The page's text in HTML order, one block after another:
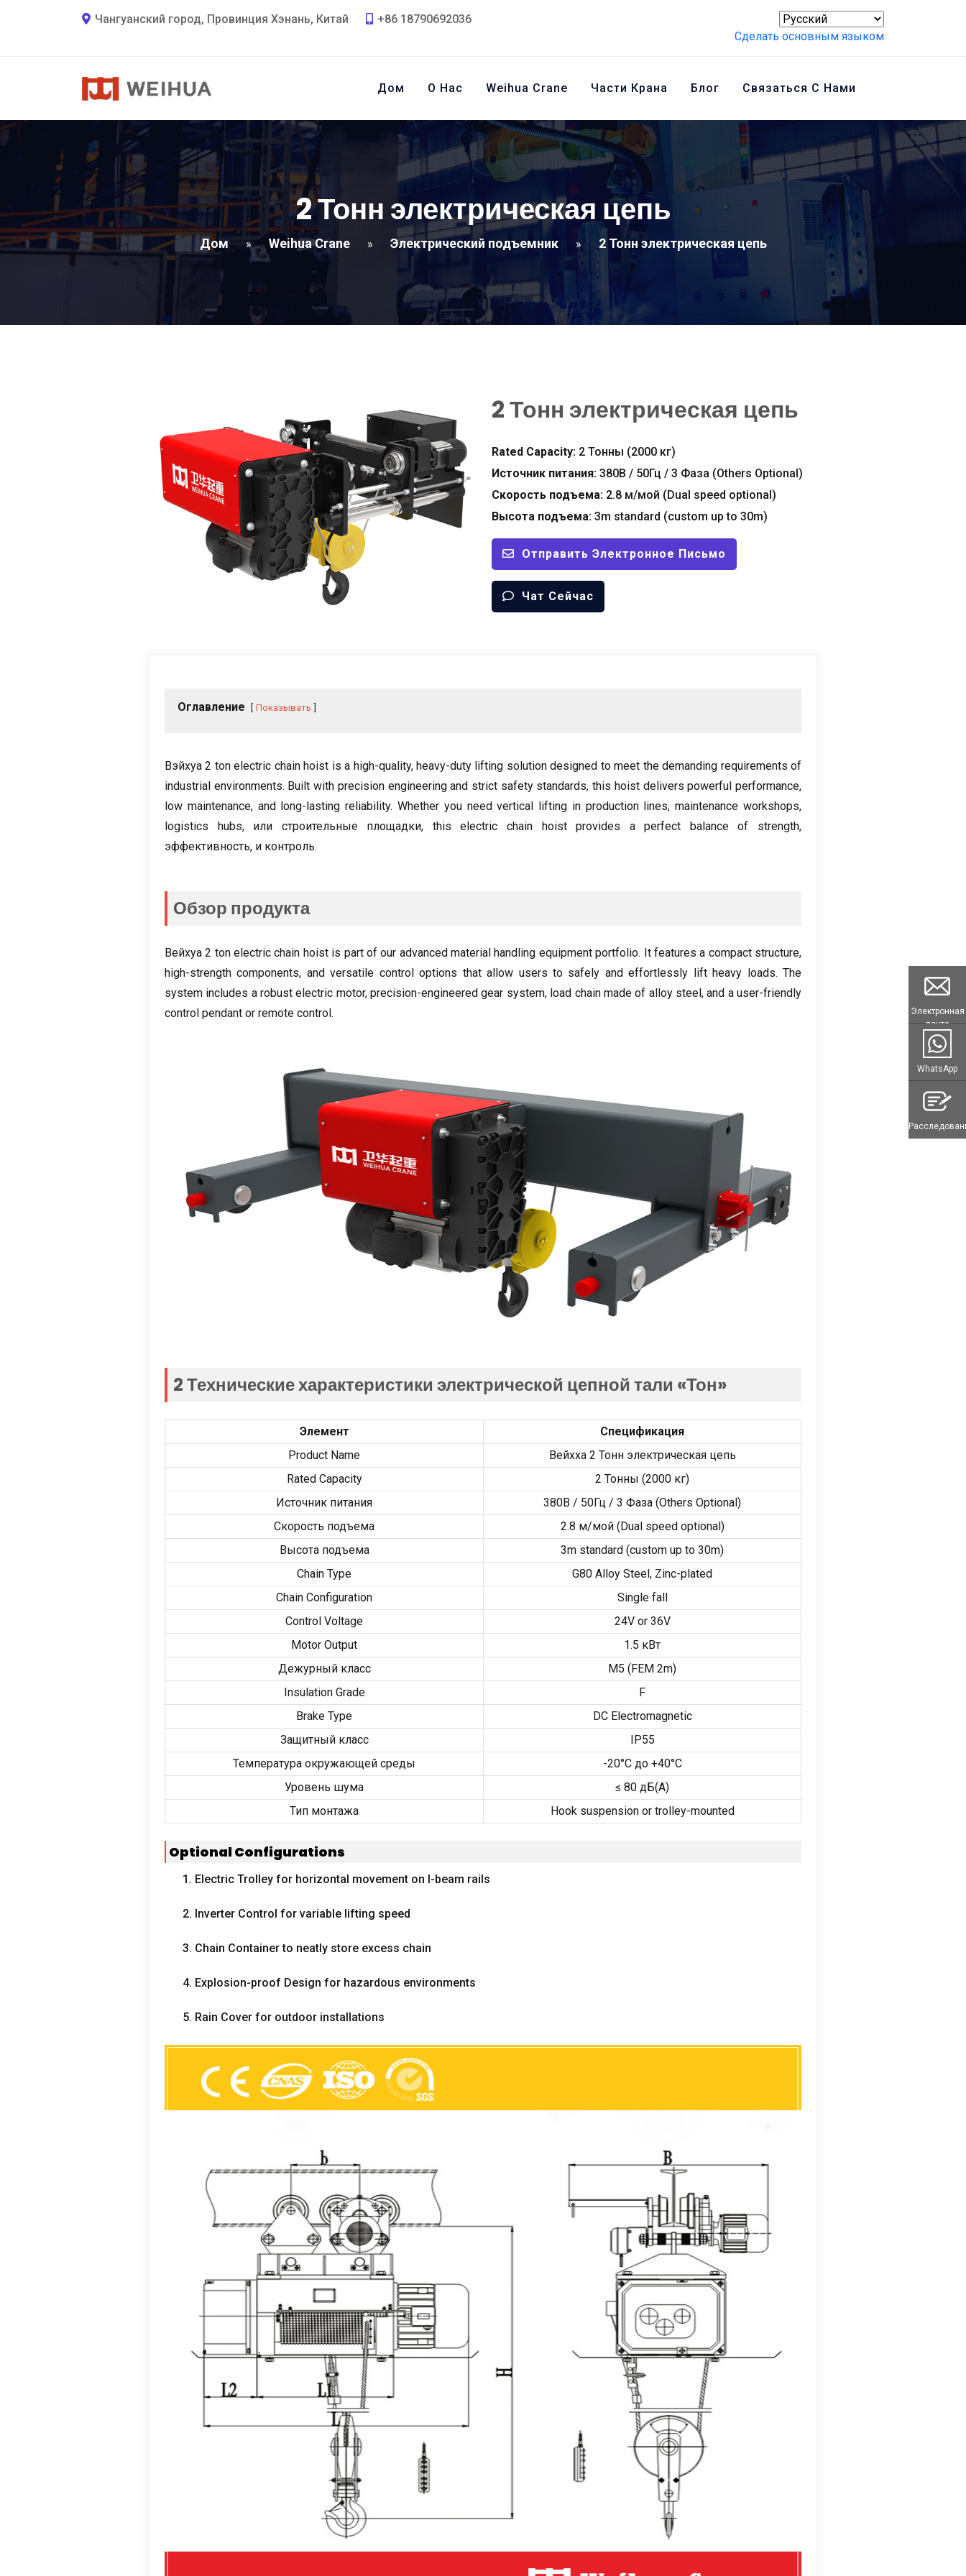
Чангуанский город, Провинция Хэнань, Китай
+86 18790692036
Сделать основным языком
Дом О Нас Weihua Crane Части Крана Блог Связаться С Нами
2 Тонн электрическая цепь
Дом » Weihua Crane » Электрический подъемник » 2 Тонн электрическая цепь
2 Тонн электрическая цепь
Rated Capacity: 2 Тонны (2000 кг)
Источник питания: 380В / 50Гц / 3 Фаза (Others Optional)
Скорость подъема: 2.8 м/мой (Dual speed optional)
Высота подъема: 3m standard (custom up to 30m)
Отправить Электронное Письмо
Чат Сейчас
Оглавление Показывать
Вэйхуа 2 ton electric chain hoist is a high-quality, heavy-duty lifting solution designed to meet the demanding requirements of
industrial environments. Built with precision engineering and strict safety standards,this hoist delivers powerful performance,
low maintenance, and long-lasting reliability. Whether you need vertical lifting in production lines,maintenance workshops,
logistics hubs, или строительные площадки, this electric chain hoist provides a perfect balance of strength,
эффективность, и контроль.
Обзор продукта
Вейхуа 2 ton electric chain hoist is part of our advanced material handling equipment portfolio. It features a compact structure,
high-strength components, and versatile control options that allow users to safely and effortlessly lift heavy loads. The
system includes a robust electric motor,precision-engineered gear system, load chain made of alloy steel ,and a user-friendly
control pendant or remote control .
2 Технические характеристики электрической цепной тали «Тон»
Элемент
Спецификация
Product Name
Вейхха 2 Тонн электрическая цепь
Rated Capacity
2 Тонны (2000 кг)
Источник питания
380В / 50Гц / 3 Фаза (Others Optional )
Скорость подъема
2.8 м/мой ( Dual speed optional )
Высота подъема
3m standard (custom up to 30m)
Chain Type
G80 Alloy Steel , Zinc-plated
Chain Configuration
Single fall
Control Voltage
24V or 36V
Motor Output
1.5 кВт
Дежурный класс
М5 ( FEM 2m)
Insulation Grade
F
Brake Type
DC Electromagnetic
Защитный класс
IP55
Температура окружающей среды
-20°С до +40°С
Уровень шума
≤ 80 дБ(А)
Тип монтажа
Hook suspension or trolley-mounted
Optional Configurations
1. Electric Trolley for horizontal movement on I-beam rails
2. Inverter Control for variable lifting speed
3. Chain Container to neatly store excess chain
4. Explosion-proof Design for hazardous environments
5. Rain Cover for outdoor installations
Электронная
почта
WhatsApp